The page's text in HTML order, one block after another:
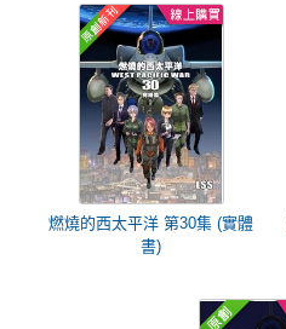
燃燒的西太平洋 第30集 (實體
書)